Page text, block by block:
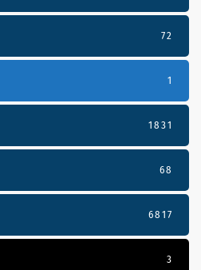
72
1
1831
68
6817
3